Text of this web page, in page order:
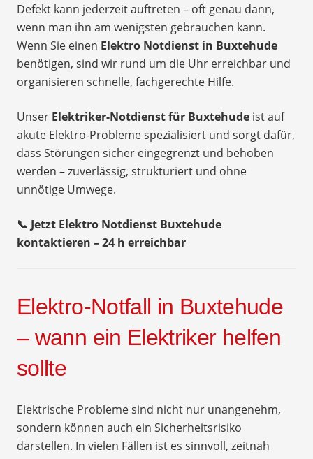
Defekt kann jederzeit auftreten – oft genau dann,
wenn man ihn am wenigsten gebrauchen kann.
Wenn Sie einen Elektro Notdienst in Buxtehude
benötigen, sind wir rund um die Uhr erreichbar und
organisieren schnelle, fachgerechte Hilfe.
Unser Elektriker-Notdienst für Buxtehude ist auf
akute Elektro-Probleme spezialisiert und sorgt dafür,
dass Störungen sicher eingegrenzt und behoben
werden – zuverlässig, strukturiert und ohne
unnötige Umwege.
📞 Jetzt Elektro Notdienst Buxtehude
kontaktieren – 24 h erreichbar
Elektro-Notfall in Buxtehude
– wann ein Elektriker helfen
sollte
Elektrische Probleme sind nicht nur unangenehm,
sondern können auch ein Sicherheitsrisiko
darstellen. In vielen Fällen ist es sinnvoll, zeitnah